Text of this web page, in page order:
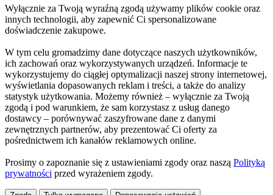
Wyłącznie za Twoją wyraźną zgodą używamy plików cookie oraz
innych technologii, aby zapewnić Ci spersonalizowane
doświadczenie zakupowe.
W tym celu gromadzimy dane dotyczące naszych użytkowników,
ich zachowań oraz wykorzystywanych urządzeń. Informacje te
wykorzystujemy do ciągłej optymalizacji naszej strony internetowej,
wyświetlania dopasowanych reklam i treści, a także do analizy
statystyk użytkowania. Możemy również – wyłącznie za Twoją
zgodą i pod warunkiem, że sam korzystasz z usług danego
dostawcy – porównywać zaszyfrowane dane z danymi
zewnętrznych partnerów, aby prezentować Ci oferty za
pośrednictwem ich kanałów reklamowych online.
Prosimy o zapoznanie się z ustawieniami zgody oraz naszą Polityką
prywatności przed wyrażeniem zgody.